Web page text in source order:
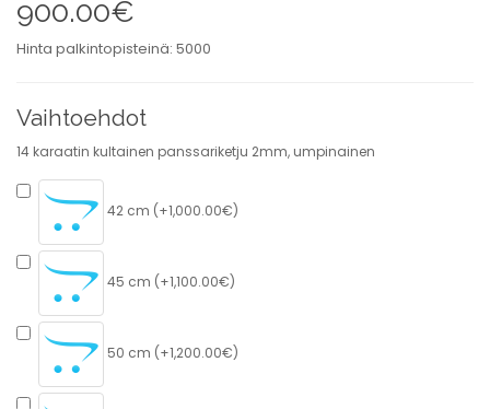
900.00€
Hinta palkintopisteinä: 5000
Vaihtoehdot
14 karaatin kultainen panssariketju 2mm, umpinainen
42 cm (+1,000.00€)
45 cm (+1,100.00€)
50 cm (+1,200.00€)